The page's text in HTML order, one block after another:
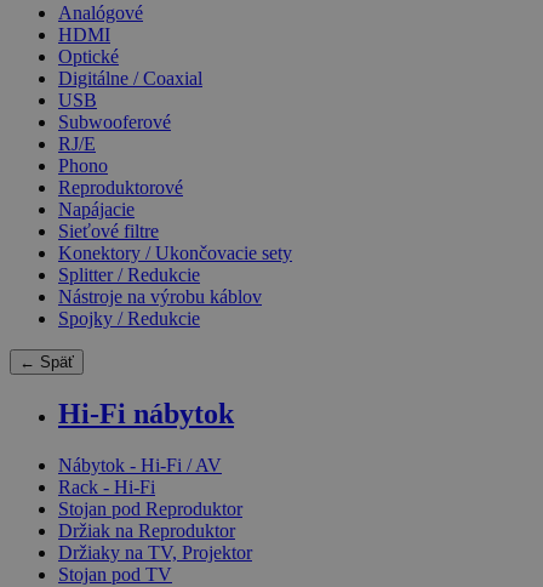
Analógové
HDMI
Optické
Digitálne / Coaxial
USB
Subwooferové
RJ/E
Phono
Reproduktorové
Napájacie
Sieťové filtre
Konektory / Ukončovacie sety
Splitter / Redukcie
Nástroje na výrobu káblov
Spojky / Redukcie
← Späť
Hi-Fi nábytok
Nábytok - Hi-Fi / AV
Rack - Hi-Fi
Stojan pod Reproduktor
Držiak na Reproduktor
Držiaky na TV, Projektor
Stojan pod TV